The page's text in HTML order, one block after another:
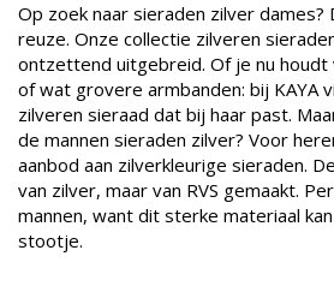
Op zoek naar sieraden zilver dames?
reuze. Onze collectie zilveren
ontzettend uitgebreid. Of je nu houdt
of wat grovere armbanden: bij KAYA
zilveren sieraad dat bij haar past.
de mannen sieraden zilver? Voor
aanbod aan zilverkleurige sieraden.
van zilver, maar van RVS gemaakt.
mannen, want dit sterke materiaal
stootje.